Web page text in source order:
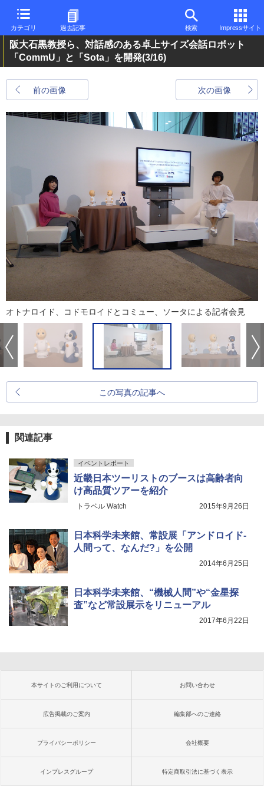
カテゴリ 過去記事 検索 Impressサイト
阪大石黒教授ら、対話感のある卓上サイズ会話ロボット
「CommU」と「Sota」を開発(3/16)
前の画像 次の画像
オトナロイド、コドモロイドとコミュー、ソータによる記者会見
この写真の記事へ
関連記事
イベントレポート
近畿日本ツーリストのブースは高齢者向
け高品質ツアーを紹介
トラベル Watch 2015年9月26日
日本科学未来館、常設展「アンドロイド-
人間って、なんだ?」を公開
2014年6月25日
日本科学未来館、“機械人間”や“金星探
査”など常設展示をリニューアル
2017年6月22日
本サイトのご利用について お問い合わせ
広告掲載のご案内 編集部へのご連絡
プライバシーポリシー 会社概要
インプレスグループ 特定商取引法に基づく表示